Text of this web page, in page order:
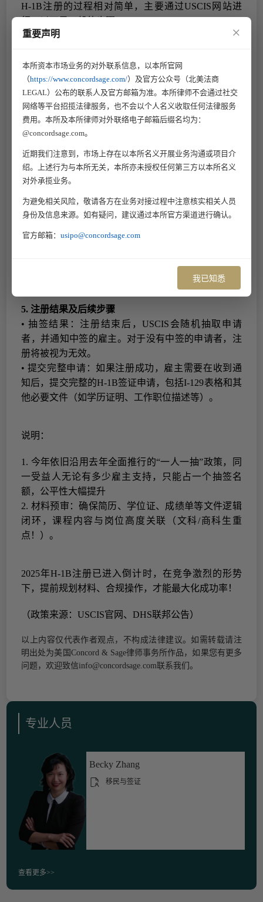
重要声明 ×
本所资本市场业务的对外联系信息，以本所官网
（https://www.concordsage.com/）及官方公众号（北美法商
LEGAL）公布的联系人及官方邮箱为准。本所律师不会通过社交
网络等平台招揽法律服务，也不会以个人名义收取任何法律服务
费用。本所及本所律师对外联络电子邮箱后缀名均为：
@concordsage.com。
近期我们注意到，市场上存在以本所名义开展业务沟通或项目介
绍。上述行为与本所无关，本所亦未授权任何第三方以本所名义
对外承揽业务。
为避免相关风险，敬请各方在业务对接过程中注意核实相关人员
身份及信息来源。如有疑问，建议通过本所官方渠道进行确认。
官方邮箱： usipo@concordsage.com
我已知悉
H-1B注册的过程相对简单，主要通过USCIS 网站进
（1）创建组织账户（
司名称、EIN税号、地址等信息。
（2） 填写受益人信息
·必填项：姓名、出生日期、国籍、护照号码（必须有
效，过期或未延期将导致注册无效）
·学历证明：若未毕业，可用在读证明或本科学历注
册，中签后补交毕业证书。
（3
支付注册费用
（4）检查与提交
雇主通过
。
5. 注册结果及后续步骤
• 抽签结果：注册结束后，USCIS 会随机抽取申请
者，并通知中签的雇主。对于没有中签的申请者，注
册将被视为无效。
• 提交完整申请：如果注册成功，雇主需要在收到通
知后，提交完整的H-1B签证申请，包括I-129表格和其
他必要文件（如学历证明、工作职位描述等）。
说明：
1. 今年依旧沿用去年全面推行的“一人一抽”政策 ，同
一受益人无论有多少雇主支持，只能占一个抽签名
额，公平性大幅提升
2. 材料预审：确保简历、学位证、成绩单等文件逻辑
闭环，课程内容与岗位高度关联（文科/商科生重
点！）。
2025年H-1B注册已进入倒计时，在竞争激烈的形势
下，提前规划材料、合规操作，才能最大化成功率！
（政策来源：USCIS官网、DHS联邦公告）
以上内容仅代表作者观点，不构成法律建议。如需转载请注
明出处为美国Concord & Sage律师事务所作品，如果您有更多
问题，欢迎致信info@concordsage.com联系我们。
专业人员
Becky Zhang
移民与签证
查看更多>>